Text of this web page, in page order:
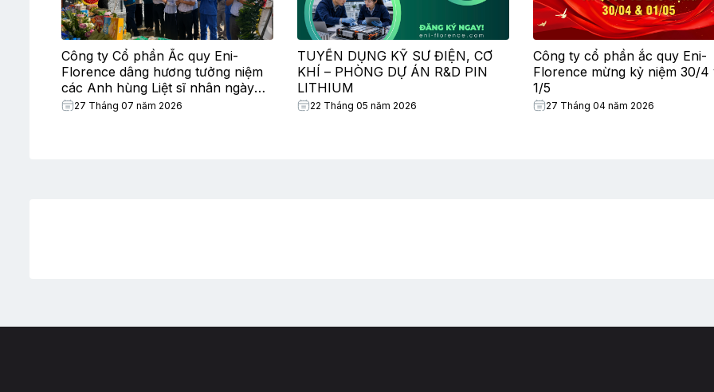
Công ty Cổ phần Ắc quy Eni-
Florence dâng hương tưởng niệm
các Anh hùng Liệt sĩ nhân ngày
Thương binh – Liệt sĩ
27 Tháng 07 năm 2026
TUYỂN DỤNG KỸ SƯ ĐIỆN, CƠ
KHÍ – PHÒNG DỰ ÁN R&D PIN
LITHIUM
22 Tháng 05 năm 2026
Công ty cổ phần ắc quy Eni-
Florence mừng kỷ niệm 30/4
1/5
27 Tháng 04 năm 2026